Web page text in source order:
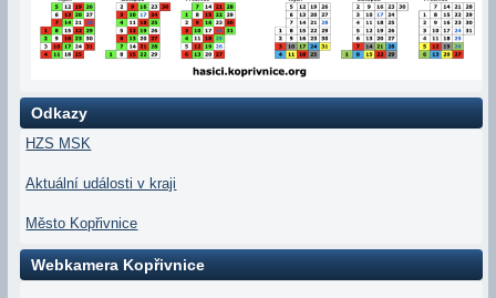
Odkazy
HZS MSK
Aktuální události v kraji
Město Kopřivnice
Webkamera Kopřivnice